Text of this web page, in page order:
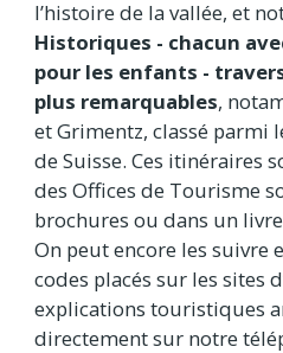
l’histoire de la vallée, et
Historiques - chacun
pour les enfants -
plus remarquables,
et Grimentz, classé parmi
de Suisse. Ces itinéraires
des Offices de Tourisme
brochures ou dans un
On peut encore les suivre
codes placés sur les sites
explications touristiques
directement sur notre